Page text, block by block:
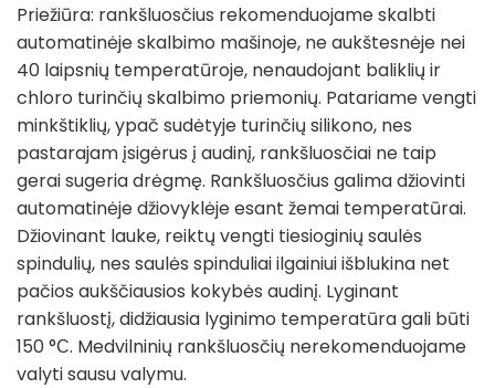
Priežiūra: rankšluosčius rekomenduojame skalbti
automatinėje skalbimo mašinoje, ne aukštesnėje nei
40 laipsnių temperatūroje, nenaudojant baliklių ir
chloro turinčių skalbimo priemonių. Patariame vengti
minkštiklių, ypač sudėtyje turinčių silikono, nes
pastarajam įsigėrus į audinį, rankšluosčiai ne taip
gerai sugeria drėgmę. Rankšluosčius galima džiovinti
automatinėje džiovyklėje esant žemai temperatūrai.
Džiovinant lauke, reiktų vengti tiesioginių saulės
spindulių, nes saulės spinduliai ilgainiui išblukina net
pačios aukščiausios kokybės audinį. Lyginant
rankšluostį, didžiausia lyginimo temperatūra gali būti
150 °С. Medvilninių rankšluosčių nerekomenduojame
valyti sausu valymu.